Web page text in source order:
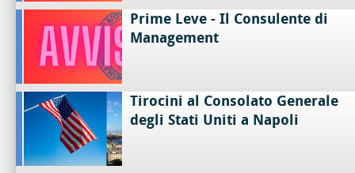
Prime Leve - Il Consulente di
Management
Tirocini al Consolato Generale
degli Stati Uniti a Napoli